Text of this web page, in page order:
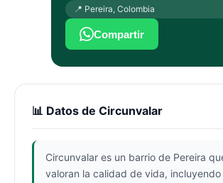
📍 Pereira, Colombia
Compartir
📊 Datos de Circunvalar
Circunvalar es un barrio de Pereira
valoran la calidad de vida,